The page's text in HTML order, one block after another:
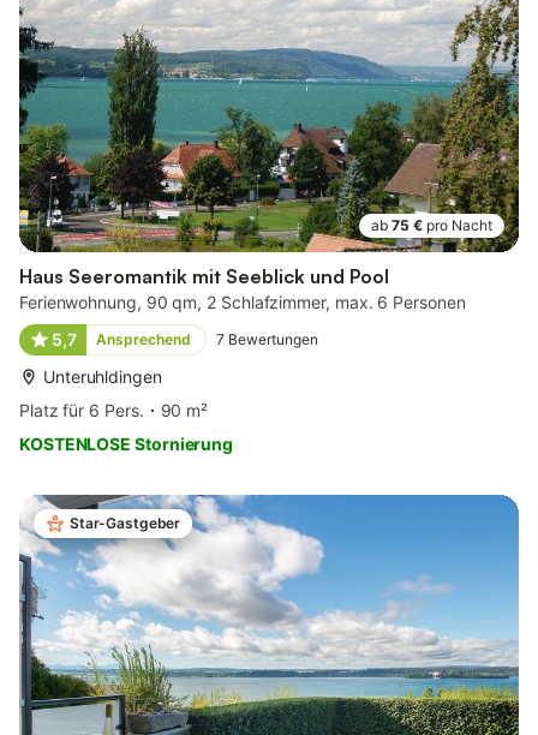
ab 75 € pro Nacht
Haus Seeromantik mit Seeblick und Pool
Ferienwohnung, 90 qm, 2 Schlafzimmer, max. 6 Personen
5,7
Ansprechend 7 Bewertungen
Unteruhldingen
Platz für 6 Pers.
90 m²
KOSTENLOSE Stornierung
Star-Gastgeber